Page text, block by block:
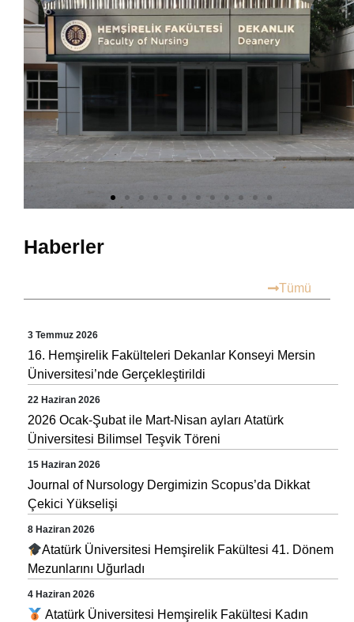
Haberler
Tümü
3 Temmuz 2026
16. Hemşirelik Fakülteleri Dekanlar Konseyi Mersin
Üniversitesi’nde Gerçekleştirildi
22 Haziran 2026
2026 Ocak-Şubat ile Mart-Nisan ayları Atatürk
Üniversitesi Bilimsel Teşvik Töreni
15 Haziran 2026
Journal of Nursology Dergimizin Scopus’da Dikkat
Çekici Yükselişi
8 Haziran 2026
Atatürk Üniversitesi Hemşirelik Fakültesi 41. Dönem
Mezunlarını Uğurladı
4 Haziran 2026
Atatürk Üniversitesi Hemşirelik Fakültesi Kadın